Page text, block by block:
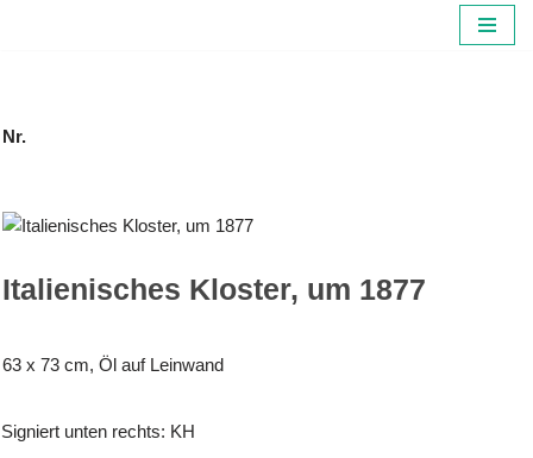
Nr.
Italienisches Kloster, um 1877
63 x 73 cm, Öl auf Leinwand
Signiert unten rechts: KH